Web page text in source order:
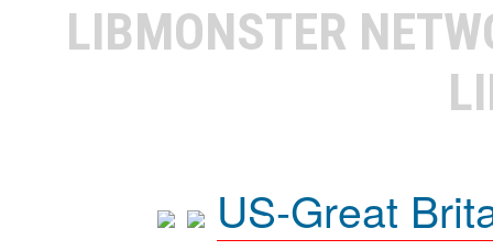
LIBMONSTER
US-Great